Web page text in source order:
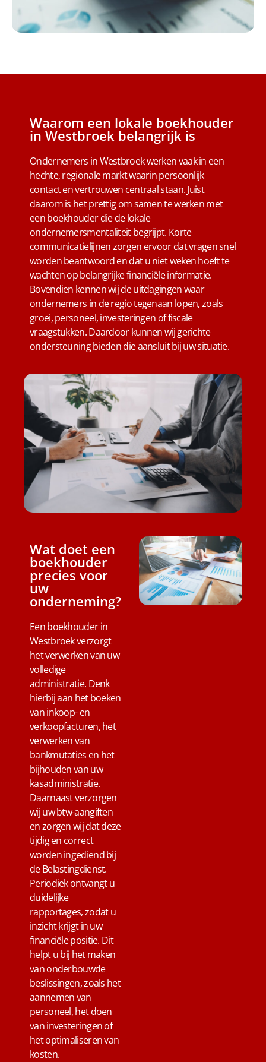
Waarom een lokale boekhouder
in Westbroek belangrijk is
Ondernemers in Westbroek werken vaak in een
hechte, regionale markt waarin persoonlijk
contact en vertrouwen centraal staan. Juist
daarom is het prettig om samen te werken met
een boekhouder die de lokale
ondernemersmentaliteit begrijpt. Korte
communicatielijnen zorgen ervoor dat vragen snel
worden beantwoord en dat u niet weken hoeft te
wachten op belangrijke financiële informatie.
Bovendien kennen wij de uitdagingen waar
ondernemers in de regio tegenaan lopen, zoals
groei, personeel, investeringen of fiscale
vraagstukken. Daardoor kunnen wij gerichte
ondersteuning bieden die aansluit bij uw situatie.
Wat doet een
boekhouder
precies voor
uw
onderneming?
Een boekhouder in
Westbroek verzorgt
het verwerken van uw
volledige
administratie. Denk
hierbij aan het boeken
van inkoop- en
verkoopfacturen, het
verwerken van
bankmutaties en het
bijhouden van uw
kasadministratie.
Daarnaast verzorgen
wij uw btw-aangiften
en zorgen wij dat deze
tijdig en correct
worden ingediend bij
de Belastingdienst.
Periodiek ontvangt u
duidelijke
rapportages, zodat u
inzicht krijgt in uw
financiële positie. Dit
helpt u bij het maken
van onderbouwde
beslissingen, zoals het
aannemen van
personeel, het doen
van investeringen of
het optimaliseren van
kosten.